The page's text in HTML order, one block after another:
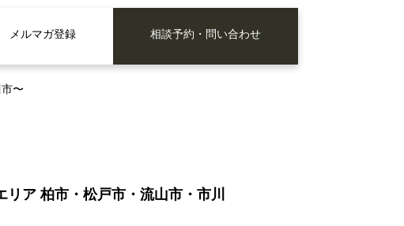
メルマガ登録 相談予約・問い合わせ
〜
ア 柏市・松戸市・流山市・市川